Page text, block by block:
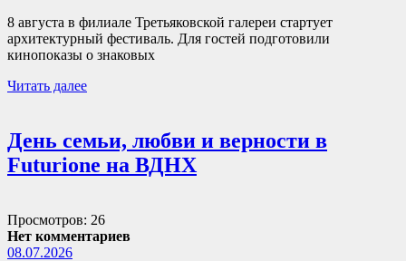
8 августа в филиале Третьяковской галереи стартует
архитектурный фестиваль. Для гостей подготовили
кинопоказы о знаковых
Читать далее
День семьи, любви и верности в
Futurione на ВДНХ
Просмотров: 26
Нет комментариев
08.07.2026